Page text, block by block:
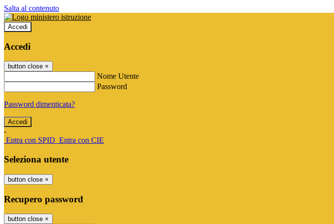
Salta al contenuto
Accedi
Accedi
button close ×
Nome Utente
Password
Password dimenticata?
-
Entra con SPID Entra con CIE
Seleziona utente
button close ×
Recupero password
button close ×